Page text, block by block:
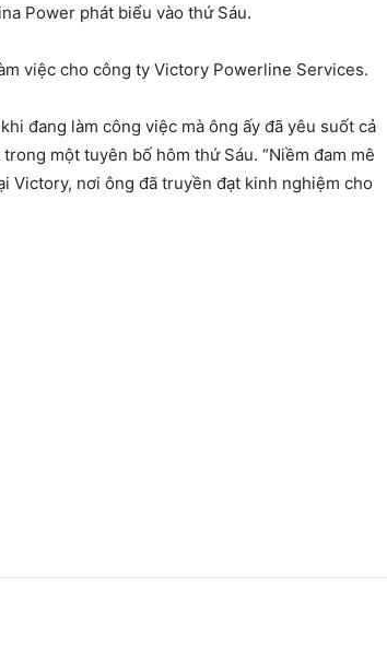
Power phát biểu vào thứ Sáu.
việc cho công ty Victory Powerline Services.
đang làm công việc mà ông ấy đã yêu suốt cả
một tuyên bố hôm thứ Sáu. “Niềm đam mê
Victory, nơi ông đã truyền đạt kinh nghiệm cho